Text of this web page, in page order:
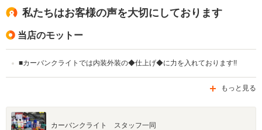
私たちはお客様の声を大切にしております
当店のモットー
■カーバンクライトでは内装外装の◆仕上げ◆に力を入れております!!
もっと見る
カーバンクライト スタッフ一同